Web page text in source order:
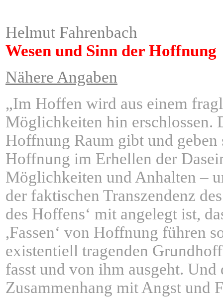
Helmut Fahrenbach
Wesen und Sinn der Hoffnung
Nähere Angaben
„Im Hoffen wird aus einem
Möglichkeiten hin erschlossen.
Hoffnung Raum gibt und
Hoffnung im Erhellen der
Möglichkeiten und Anhalten –
der faktischen Transzendenz
des Hoffens‘ mit angelegt ist,
,Fassen‘ von Hoffnung führen
existentiell tragenden
fasst und von ihm ausgeht.
Zusammenhang mit Angst und